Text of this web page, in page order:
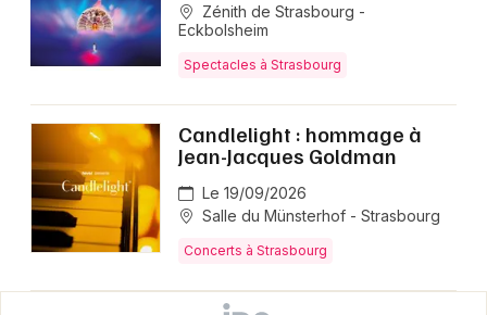
Zénith de Strasbourg -
Eckbolsheim
Spectacles à Strasbourg
Candlelight : hommage à
Jean-Jacques Goldman
Le 19/09/2026
Salle du Münsterhof - Strasbourg
Concerts à Strasbourg